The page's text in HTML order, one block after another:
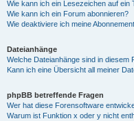
Wie kann ich ein Lesezeichen auf
Wie kann ich ein Forum abonnieren?
Wie deaktiviere ich meine
Dateianhänge
Welche Dateianhänge sind in diesem
Kann ich eine Übersicht all meiner
phpBB betreffende Fragen
Wer hat diese Forensoftware
Warum ist Funktion x oder y nicht